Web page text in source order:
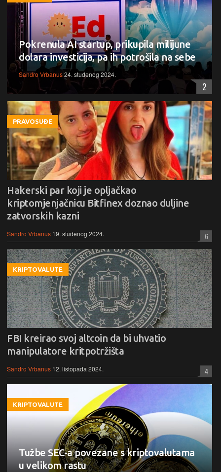
Pokrenula AI startup, prikupila milijune
dolara investicija, pa ih potrošila na sebe
Sandro Vrbanus24. studenog 2024.
2
PRAVOSUĐE
Hakerski par koji je opljačkao
kriptomjenjačnicu Bitfinex doznao duljine
zatvorskih kazni
Sandro Vrbanus 19. studenog 2024. 6
KRIPTOVALUTE
FBI kreirao svoj altcoin da bi uhvatio
manipulatore kritpotržišta
Sandro Vrbanus 12. listopada 2024. 4
KRIPTOVALUTE
Tužbe SEC-a povezane s kriptovalutama
u velikom rastu